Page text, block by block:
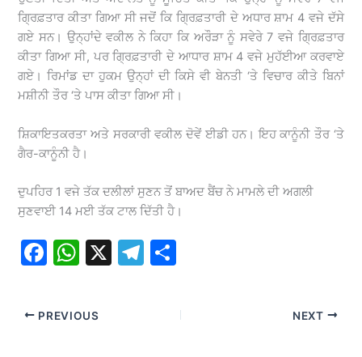
ਗ੍ਰਿਫ਼ਤਾਰ ਕੀਤਾ ਗਿਆ ਸੀ ਜਦੋਂ ਕਿ ਗ੍ਰਿਫ਼ਤਾਰੀ ਦੇ ਅਧਾਰ ਸ਼ਾਮ 4 ਵਜੇ ਦੱਸੇ
ਗਏ ਸਨ। ਉਨ੍ਹਾਂਦੇ ਵਕੀਲ ਨੇ ਕਿਹਾ ਕਿ ਅਰੌੜਾ ਨੂੰ ਸਵੇਰੇ 7 ਵਜੇ ਗ੍ਰਿਫ਼ਤਾਰ
ਕੀਤਾ ਗਿਆ ਸੀ, ਪਰ ਗ੍ਰਿਫ਼ਤਾਰੀ ਦੇ ਆਧਾਰ ਸ਼ਾਮ 4 ਵਜੇ ਮੁਹੱਈਆ ਕਰਵਾਏ
ਗਏ। ਰਿਮਾਂਡ ਦਾ ਹੁਕਮ ਉਨ੍ਹਾਂ ਦੀ ਕਿਸੇ ਵੀ ਬੇਨਤੀ ‘ਤੇ ਵਿਚਾਰ ਕੀਤੇ ਬਿਨਾਂ
ਮਸ਼ੀਨੀ ਤੌਰ ‘ਤੇ ਪਾਸ ਕੀਤਾ ਗਿਆ ਸੀ।
ਸ਼ਿਕਾਇਤਕਰਤਾ ਅਤੇ ਸਰਕਾਰੀ ਵਕੀਲ ਦੋਵੇਂ ਈਡੀ ਹਨ। ਇਹ ਕਾਨੂੰਨੀ ਤੌਰ ‘ਤੇ
ਗੈਰ-ਕਾਨੂੰਨੀ ਹੈ।
ਦੁਪਹਿਰ 1 ਵਜੇ ਤੱਕ ਦਲੀਲਾਂ ਸੁਣਨ ਤੋਂ ਬਾਅਦ ਬੈਂਚ ਨੇ ਮਾਮਲੇ ਦੀ ਅਗਲੀ
ਸੁਣਵਾਈ 14 ਮਈ ਤੱਕ ਟਾਲ ਦਿੱਤੀ ਹੈ।
F
c
e
W
at
s
X
T
ar
e
PREVIOUS NEXT